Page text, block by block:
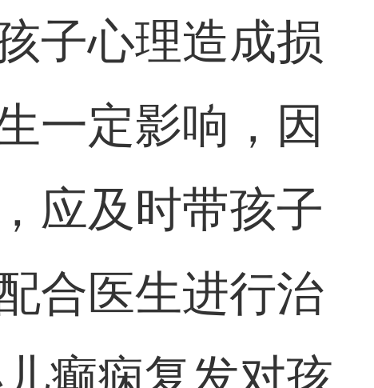
子心理造成损
一定影响，因
应及时带孩子
合医生进行治